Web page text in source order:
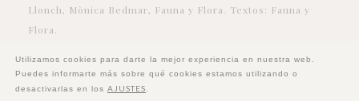
Llonch, Mònica Bedmar, Fauna y Flora. Textos: Fauna y
Flora.
Utilizamos cookies para darte la mejor experiencia en nuestra web.
Puedes informarte más sobre qué cookies estamos utilizando o
desactivarlas en los AJUSTES